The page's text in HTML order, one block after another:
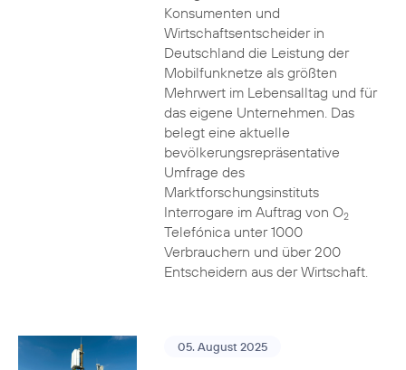
Konsumenten und
Wirtschaftsentscheider in
Deutschland die Leistung der
Mobilfunknetze als größten
Mehrwert im Lebensalltag und für
das eigene Unternehmen. Das
belegt eine aktuelle
bevölkerungsrepräsentative
Umfrage des
Marktforschungsinstituts
Interrogare im Auftrag von O2
Telefónica unter 1000
Verbrauchern und über 200
Entscheidern aus der Wirtschaft.
05. August 2025